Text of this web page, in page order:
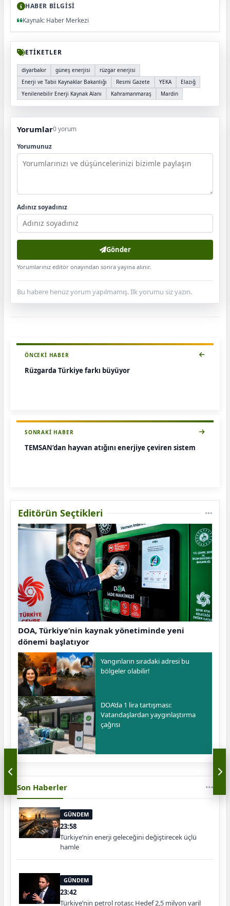
HABER BİLGİSİ
Kaynak: Haber Merkezi
ETİKETLER
diyarbakır güneş enerjisi
rüzgar enerjisi
Enerji ve Tabii Kaynaklar Bakanlığı
Resmi Gazete YEKA
Elazığ
Yenilenebilir Enerji Kaynak Alanı
Kahramanmaraş Mardin
Yorumlar0 yorum
Yorumunuz
Adınız soyadınız
Gönder
Yorumlarınız editör onayından sonra yayına alınır.
Bu habere henüz yorum yapılmamış. İlk yorumu siz yazın.
ÖNCEKI HABER
Rüzgarda Türkiye farkı büyüyor
SONRAKI HABER
TEMSAN’dan hayvan atığını enerjiye çeviren sistem
Editörün Seçtikleri
DOA, Türkiye’nin kaynak yönetiminde yeni
dönemi başlatıyor
Yangınların sıradaki adresi bu
bölgeler olabilir!
DOA’da 1 lira tartışması:
Vatandaşlardan yaygınlaştırma
çağrısı
Son Haberler
GÜNDEM
23:58
Türkiye’nin enerji geleceğini değiştirecek üçlü
hamle
GÜNDEM
23:42
Türkiye’nin petrol rotası: Hedef 2,5 milyon varil